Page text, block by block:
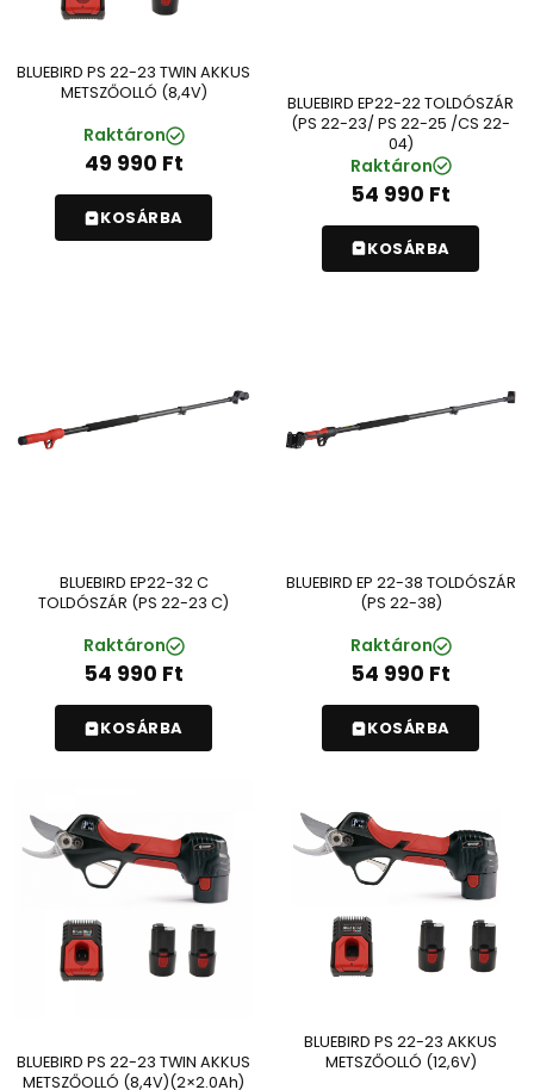
BLUEBIRD PS 22-23 TWIN AKKUS
METSZŐOLLÓ (8,4V)
Raktáron
49 990 Ft
KOSÁRBA
BLUEBIRD EP22-22 TOLDÓSZÁR
(PS 22-23/ PS 22-25 /CS 22-
04)
Raktáron
54 990 Ft
KOSÁRBA
BLUEBIRD EP22-32 C
TOLDÓSZÁR (PS 22-23 C)
Raktáron
54 990 Ft
KOSÁRBA
BLUEBIRD EP 22-38 TOLDÓSZÁR
(PS 22-38)
Raktáron
54 990 Ft
KOSÁRBA
BLUEBIRD PS 22-23 TWIN AKKUS
METSZŐOLLÓ (8,4V)(2×2.0Ah)
BLUEBIRD PS 22-23 AKKUS
METSZŐOLLÓ (12,6V)